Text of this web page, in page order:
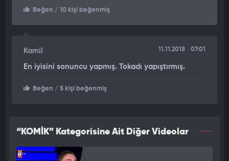
Beğen / 10 kişi beğenmiş
Kamil 11.11.2018 07:01
En iyisini sonuncu yapmış. Tokadı yapıştırmış.
Beğen / 5 kişi beğenmiş
“KOMİK” Kategorisine Ait Diğer Videolar